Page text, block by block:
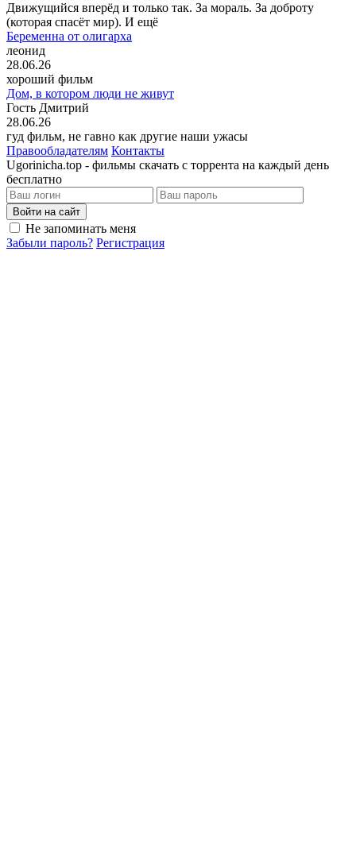
Движущийся вперёд и только так. За мораль. За доброту
(которая спасёт мир). И ещё
Беременна от олигарха
леонид
28.06.26
хороший фильм
Дом, в котором люди не живут
Гость Дмитрий
28.06.26
гуд фильм, не гавно как другие наши ужасы
Правообладателям Контакты
Ugorinicha.top - фильмы скачать с торрента на каждый день
бесплатно
Войти на сайт
Не запоминать меня
Забыли пароль? Регистрация